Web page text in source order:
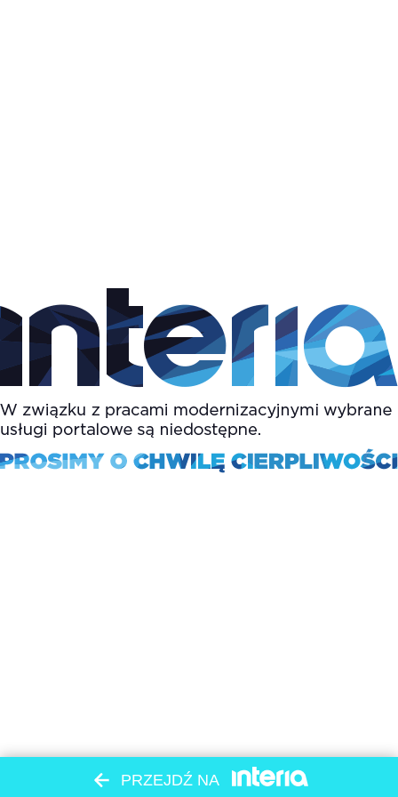
PRZEJDŹ NA